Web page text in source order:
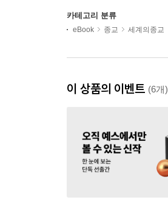
카테고리 분류
eBook 종교 세계의종교
이 상품의 이벤트 (6개)